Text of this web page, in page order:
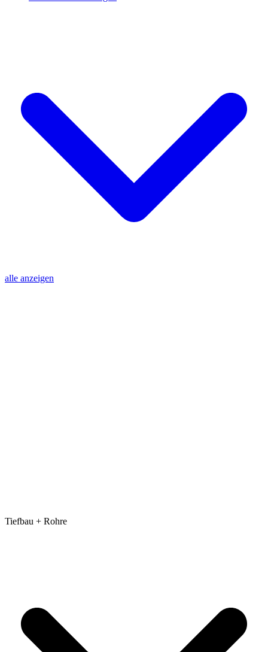
alle anzeigen
Tiefbau + Rohre